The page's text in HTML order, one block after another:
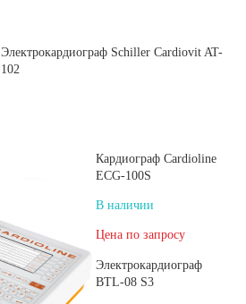
Электрокардиограф Schiller Cardiovit AT-
102
Кардиограф Cardioline
ECG-100S
В наличии
Цена по запросу
Электрокардиограф
BTL-08 S3